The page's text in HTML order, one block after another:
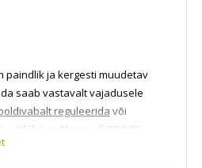
paindlik ja kergesti muudetav
saab vastavalt vajadusele
reguleerida või
Kõik LaoEksperdi PROFF
on alati laos olemas